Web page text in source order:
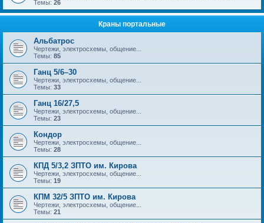
Темы: 26
Краны портальные
Альбатрос
Чертежи, электросхемы, общение...
Темы: 85
Ганц 5/6–30
Чертежи, электросхемы, общение...
Темы: 33
Ганц 16/27,5
Чертежи, электросхемы, общение...
Темы: 23
Кондор
Чертежи, электросхемы, общение...
Темы: 28
КПД 5/3,2 ЗПТО им. Кирова
Чертежи, электросхемы, общение...
Темы: 19
КПМ 32/5 ЗПТО им. Кирова
Чертежи, электросхемы, общение...
Темы: 21